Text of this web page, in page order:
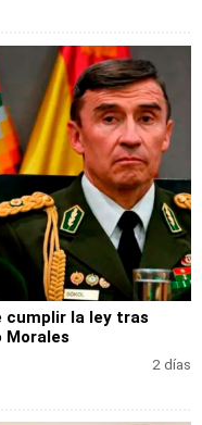
cumplir la ley tras
Morales
2 días